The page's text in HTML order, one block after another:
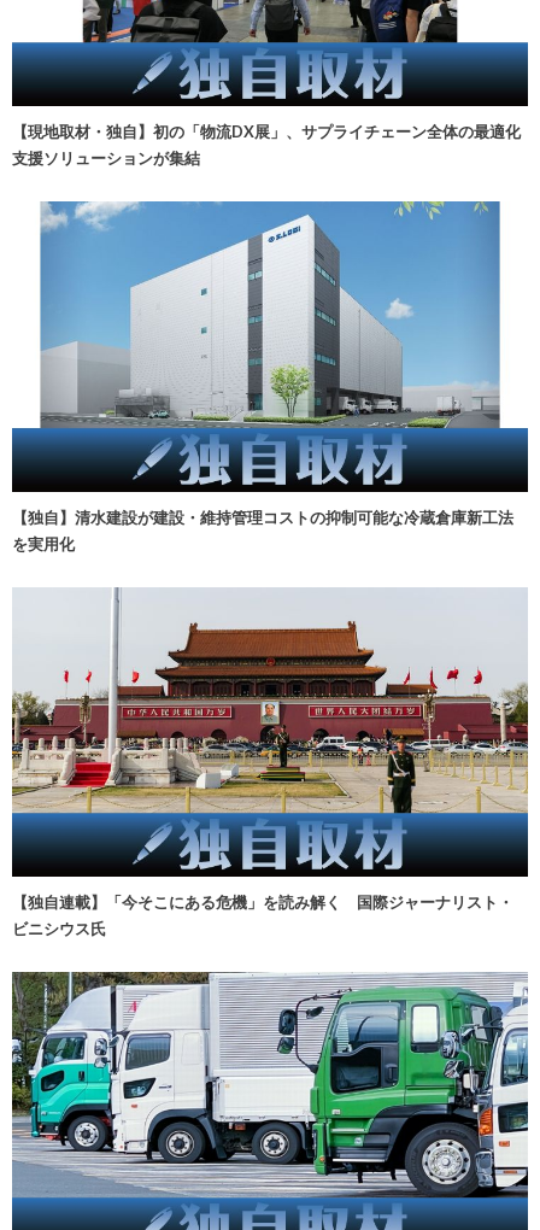
【現地取材・独自】初の「物流DX展」、サプライチェーン全体の最適化
支援ソリューションが集結
【独自】清水建設が建設・維持管理コストの抑制可能な冷蔵倉庫新工法
を実用化
【独自連載】「今そこにある危機」を読み解く 国際ジャーナリスト・
ビニシウス氏